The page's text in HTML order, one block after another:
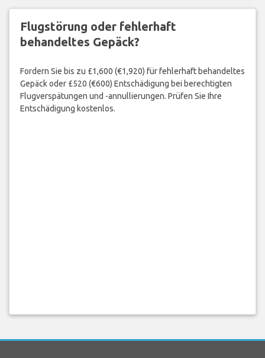
Flugstörung oder fehlerhaft
behandeltes Gepäck?
Fordern Sie bis zu £1,600 (€1,920) für fehlerhaft behandeltes
Gepäck oder £520 (€600) Entschädigung bei berechtigten
Flugverspätungen und -annullierungen. Prüfen Sie Ihre
Entschädigung kostenlos.